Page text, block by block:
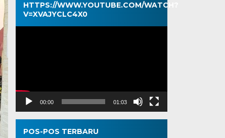
HTTPS://WWW.YOUTUBE.COM/WATCH?
V=XVAJYCLC4X0
Pemutar
00:00 01:03
POS-POS TERBARU